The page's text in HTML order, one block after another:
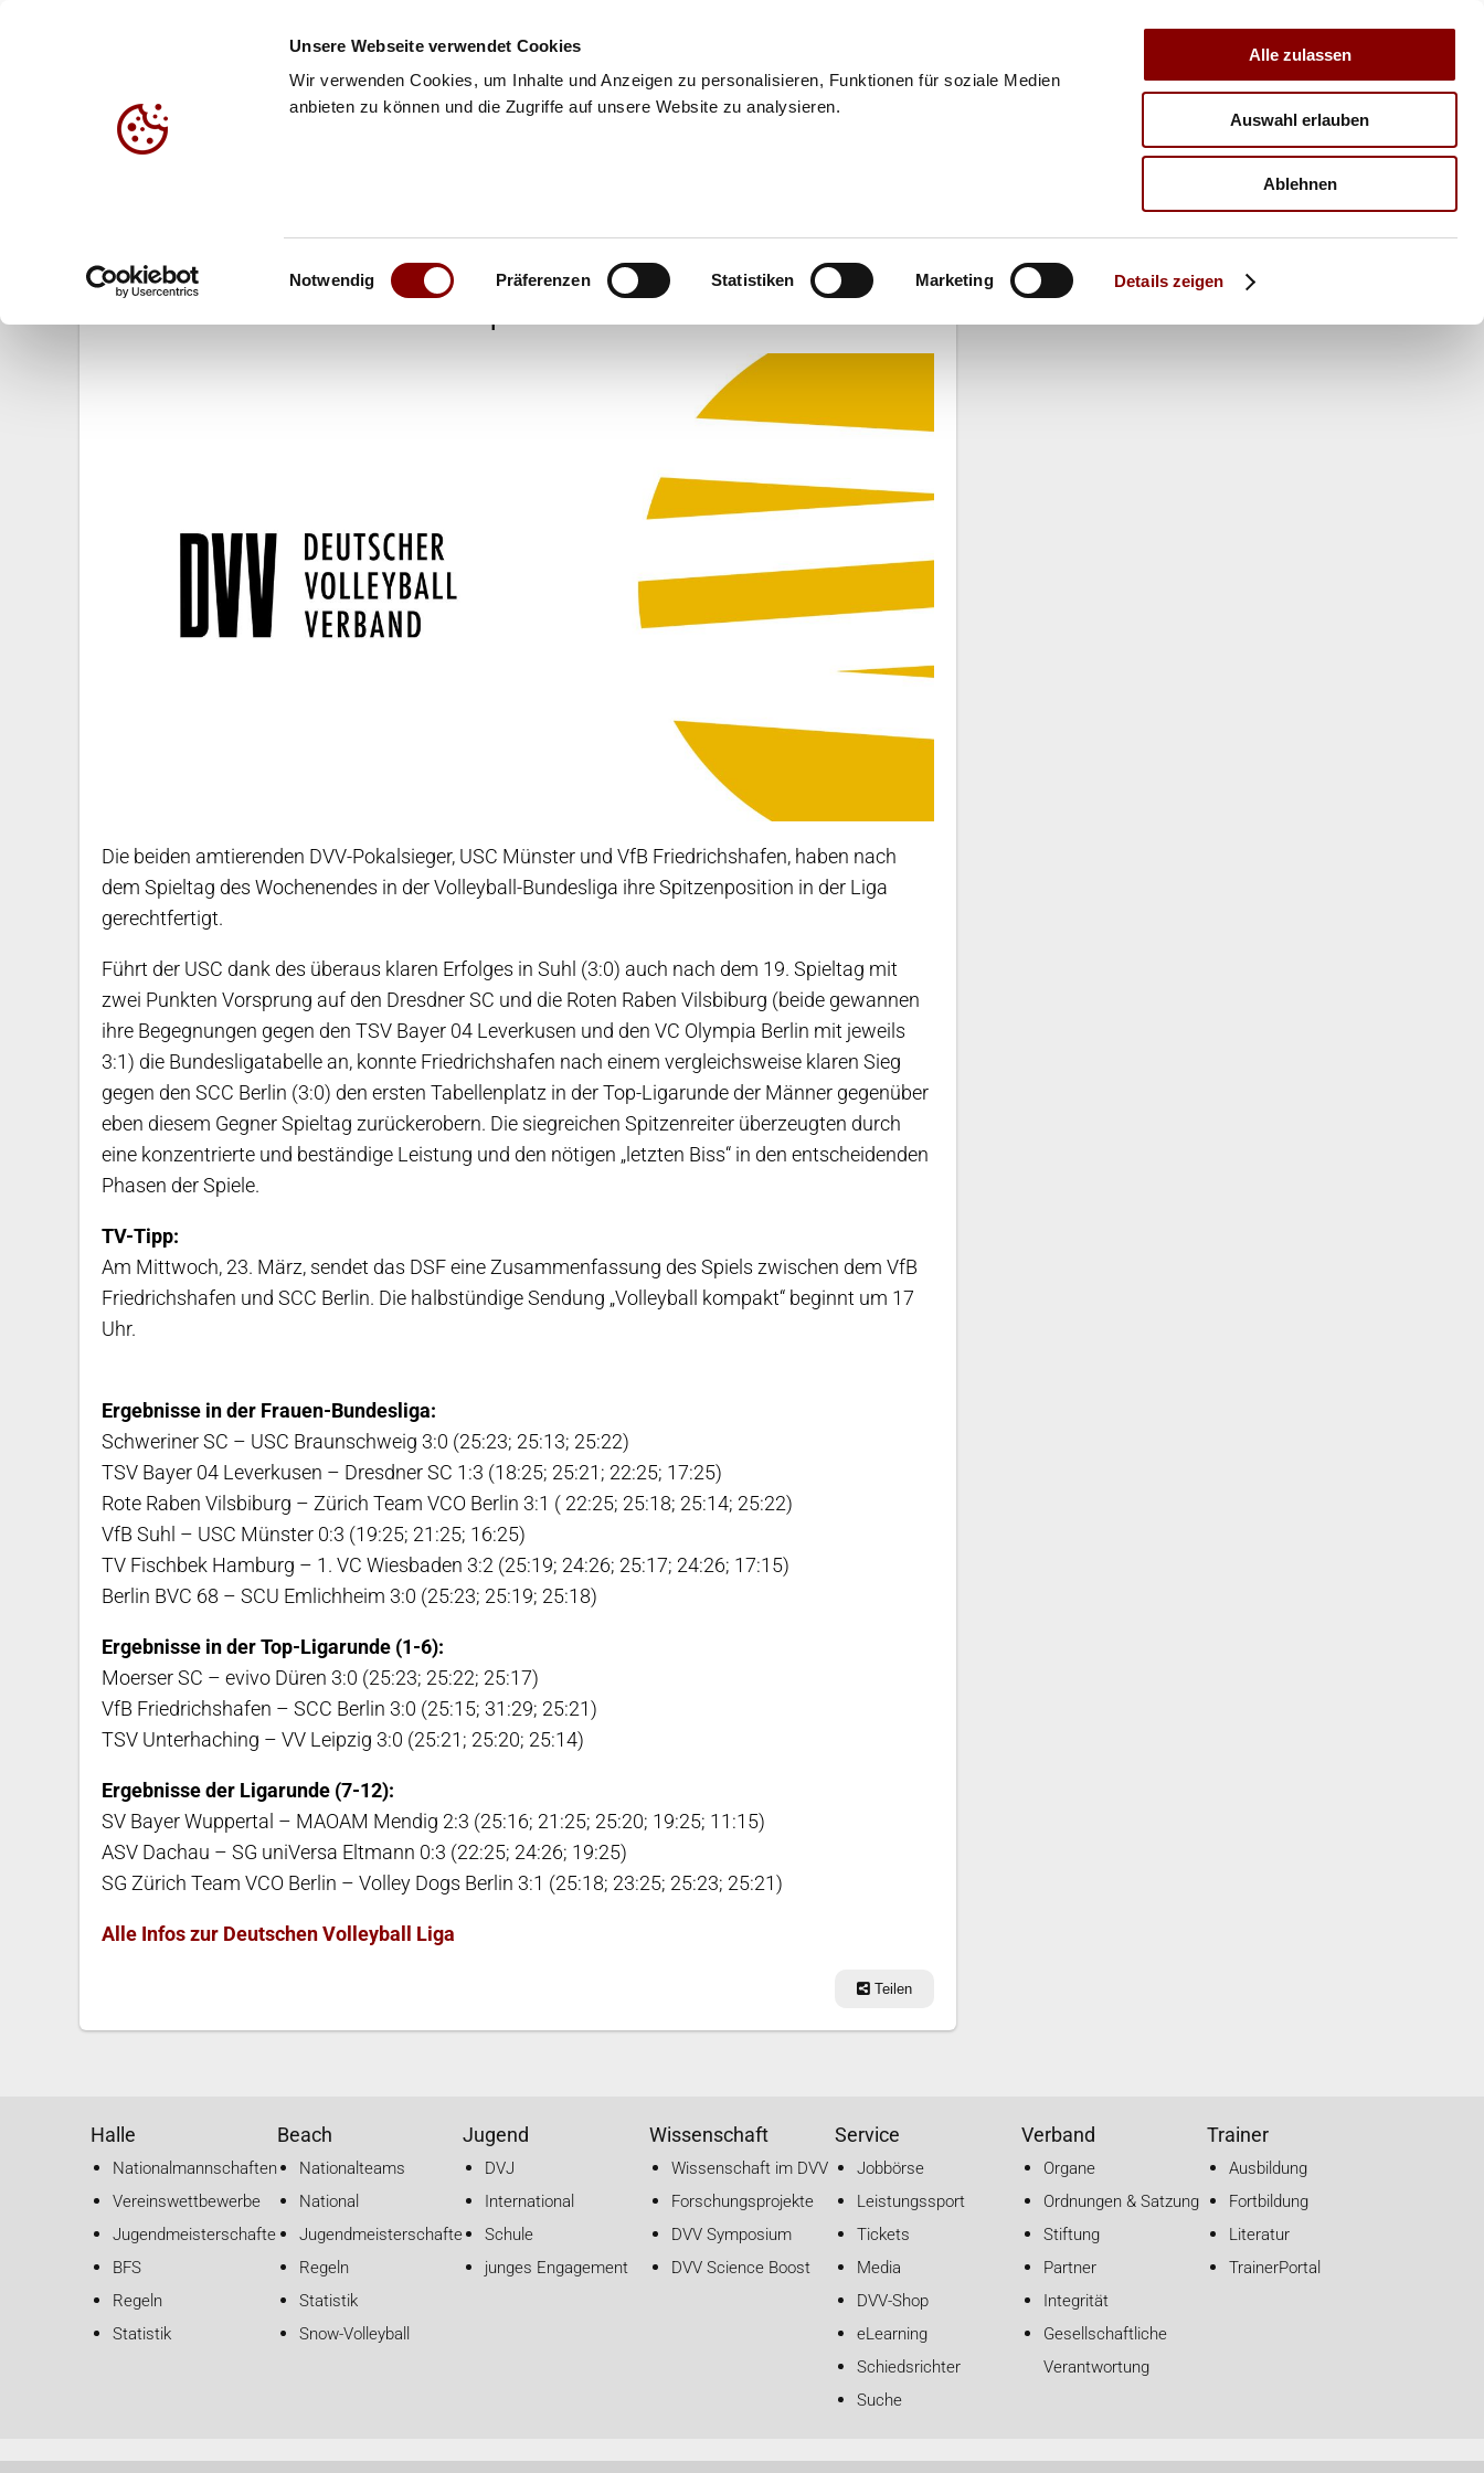
Unsere Webseite verwendet Cookies
Wir verwenden Cookies, um Inhalte und Anzeigen zu personalisieren, Funktionen für soziale Medien
anbieten zu können und die Zugriffe auf unsere Website zu analysieren.
Einwilligungsauswahl
Notwendig Präferenzen Statistiken Marketing Details zeigen
Alle zulassen
Auswahl erlauben
Ablehnen
VERBAND TRAINER
Deutsche Volleyball Liga: Meisterklasse setzt sich durch – Münster
Die beiden amtierenden DVV-Pokalsieger, USC Münster und VfB Friedrichshafen, haben nach
dem Spieltag des Wochenendes in der Volleyball-Bundesliga ihre Spitzenposition in der Liga
gerechtfertigt.
Führt der USC dank des überaus klaren Erfolges in Suhl (3:0) auch nach dem 19. Spieltag mit
zwei Punkten Vorsprung auf den Dresdner SC und die Roten Raben Vilsbiburg (beide gewannen
ihre Begegnungen gegen den TSV Bayer 04 Leverkusen und den VC Olympia Berlin mit jeweils
3:1) die Bundesligatabelle an, konnte Friedrichshafen nach einem vergleichsweise klaren Sieg
gegen den SCC Berlin (3:0) den ersten Tabellenplatz in der Top-Ligarunde der Männer gegenüber
eben diesem Gegner Spieltag zurückerobern. Die siegreichen Spitzenreiter überzeugten durch
eine konzentrierte und beständige Leistung und den nötigen „letzten Biss“ in den entscheidenden
Phasen der Spiele.
TV-Tipp:
Am Mittwoch, 23. März, sendet das DSF eine Zusammenfassung des Spiels zwischen dem VfB
Friedrichshafen und SCC Berlin. Die halbstündige Sendung „Volleyball kompakt“ beginnt um 17
Uhr.
Ergebnisse in der Frauen-Bundesliga:
Schweriner SC – USC Braunschweig 3:0 (25:23; 25:13; 25:22)
TSV Bayer 04 Leverkusen – Dresdner SC 1:3 (18:25; 25:21; 22:25; 17:25)
Rote Raben Vilsbiburg – Zürich Team VCO Berlin 3:1 ( 22:25; 25:18; 25:14; 25:22)
VfB Suhl – USC Münster 0:3 (19:25; 21:25; 16:25)
TV Fischbek Hamburg – 1. VC Wiesbaden 3:2 (25:19; 24:26; 25:17; 24:26; 17:15)
Berlin BVC 68 – SCU Emlichheim 3:0 (25:23; 25:19; 25:18)
Ergebnisse in der Top-Ligarunde (1-6):
Moerser SC – evivo Düren 3:0 (25:23; 25:22; 25:17)
VfB Friedrichshafen – SCC Berlin 3:0 (25:15; 31:29; 25:21)
TSV Unterhaching – VV Leipzig 3:0 (25:21; 25:20; 25:14)
Ergebnisse der Ligarunde (7-12):
SV Bayer Wuppertal – MAOAM Mendig 2:3 (25:16; 21:25; 25:20; 19:25; 11:15)
ASV Dachau – SG uniVersa Eltmann 0:3 (22:25; 24:26; 19:25)
SG Zürich Team VCO Berlin – Volley Dogs Berlin 3:1 (25:18; 23:25; 25:23; 25:21)
Alle Infos zur Deutschen Volleyball Liga
Teilen
Halle
Nationalmannschaften
Vereinswettbewerbe
Jugendmeisterschaften
BFS
Regeln
Statistik
Beach
Nationalteams
National
Jugendmeisterschaften
Regeln
Statistik
Snow-Volleyball
Jugend
DVJ
International
Schule
junges Engagement
Wissenschaft
Wissenschaft im DVV
Forschungsprojekte
DVV Symposium
DVV Science Boost
Service
Jobbörse
Leistungssport
Tickets
Media
DVV-Shop
eLearning
Schiedsrichter
Suche
Verband
Organe
Ordnungen & Satzung
Stiftung
Partner
Integrität
Gesellschaftliche
Verantwortung
Trainer
Ausbildung
Fortbildung
Literatur
TrainerPortal